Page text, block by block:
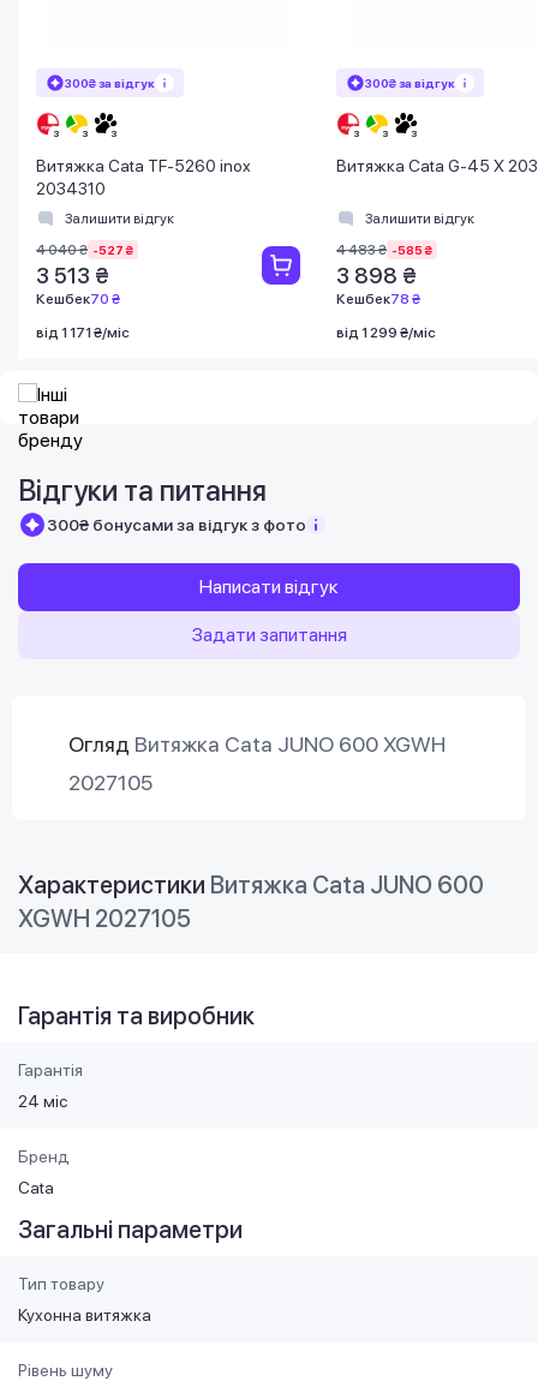
300₴ за відгук
Витяжка Cata TF-5260 inox
2034310
Залишити відгук
4 040 ₴ -527 ₴
3 513 ₴
Кешбек70 ₴
від 1 171 ₴/міс
300₴ за відгук
Витяжка Cata G-45 X
Залишити відгук
4 483 ₴ -585 ₴
3 898 ₴
Кешбек78 ₴
від 1 299 ₴/міс
Відгуки та питання
300₴ бонусами за відгук з фото
Написати відгук
Задати запитання
Огляд Витяжка Cata JUNO 600 XGWH
2027105
Характеристики Витяжка Cata JUNO 600
XGWH 2027105
Гарантія та виробник
Гарантія
24 міс
Бренд
Cata
Загальні параметри
Тип товару
Кухонна витяжка
Рівень шуму